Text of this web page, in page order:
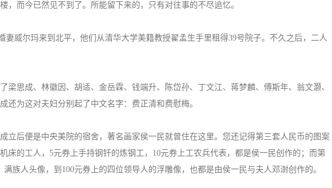
而今已然见不到了。所能留下来的，只有对往事的不尽追忆。
威尔玛来到北平，他们从清华大学美籍教授翟孟生手里租得39号院子。不久之后，二人
思成、林徽因、胡适、金岳霖、钱端升、陈岱孙、丁文江、蒋梦麟、傅斯年、翁文灏、
还为这对夫妇分别起了中文名字：费正清和费慰梅。
后便是中央美院的宿舍，著名画家侯一民就曾住在这里。您还记得第三套人民币的图案
床的工人，5元券上手持钢钎的炼钢工，10元券上工农兵代表，都是侯一民创作的；而第
族人头像，到100元券上的四位领导人的浮雕像，也都是由侯一民与夫人邓澍创作的。